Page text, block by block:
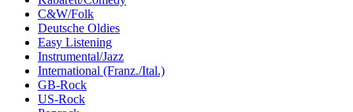
C&W/Folk
Deutsche Oldies
Easy Listening
Instrumental/Jazz
International (Franz./Ital.)
GB-Rock
US-Rock